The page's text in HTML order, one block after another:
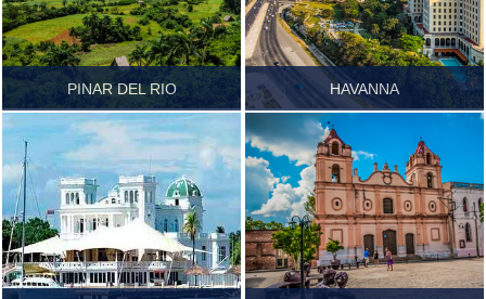
PINAR DEL RIO
Führer.pdf
HAVANNA
Führer.pdf